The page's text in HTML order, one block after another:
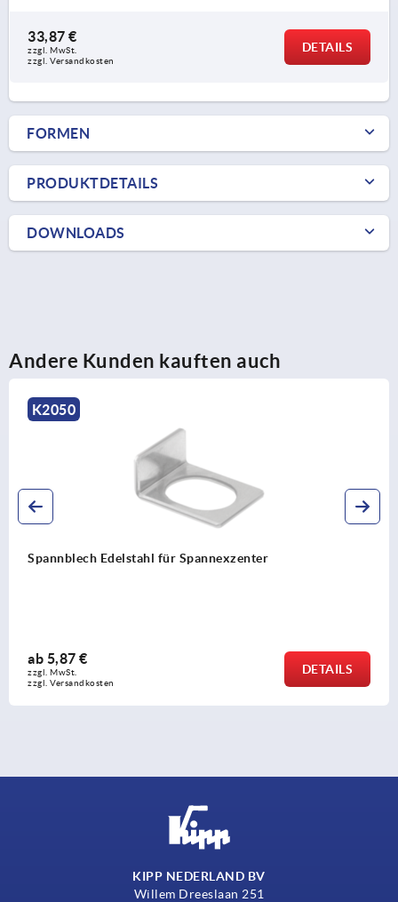
33,87 €
zzgl. MwSt.
zzgl. Versandkosten
DETAILS
FORMEN
PRODUKTDETAILS
DOWNLOADS
Andere Kunden kauften auch
K2050
Spannblech Edelstahl für Spannexzenter
ab 5,87 €
zzgl. MwSt.
zzgl. Versandkosten
DETAILS
KIPP NEDERLAND BV
Willem Dreeslaan 251